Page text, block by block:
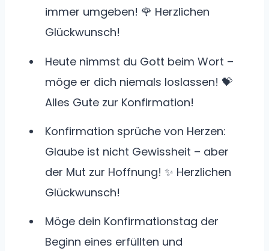
immer umgeben! 🌹 Herzlichen
Glückwunsch!
Heute nimmst du Gott beim Wort –
möge er dich niemals loslassen! 💝
Alles Gute zur Konfirmation!
Konfirmation sprüche von Herzen:
Glaube ist nicht Gewissheit – aber
der Mut zur Hoffnung! ✨ Herzlichen
Glückwunsch!
Möge dein Konfirmationstag der
Beginn eines erfüllten und